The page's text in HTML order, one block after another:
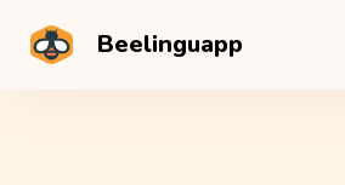
Beelinguapp